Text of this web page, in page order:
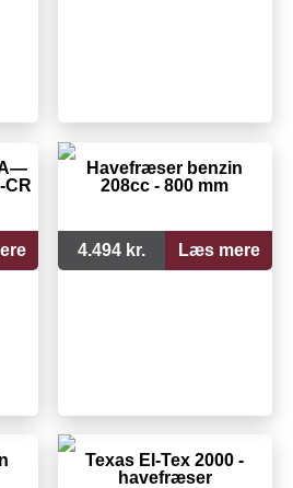
CR
Havefræser benzin
208cc - 800 mm
4.494 kr. Læs mere
Texas El-Tex 2000 -
havefræser